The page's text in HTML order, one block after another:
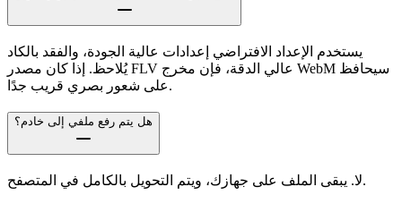
يستخدم الإعداد الافتراضي إعدادات عالية الجودة، والفقد بالكاد
يُلاحظ. إذا كان مصدر FLV عالي الدقة، فإن مخرج WebM سيحافظ
على شعور بصري قريب جدًا.
هل يتم رفع ملفي إلى خادم؟
لا. يبقى الملف على جهازك، ويتم التحويل بالكامل في المتصفح.